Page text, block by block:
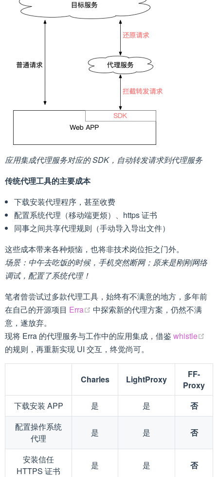
应用集成代理服务对应的 SDK，自动转发请求到代理服务
传统代理工具的主要成本
下载安装代理程序，甚至收费
配置系统代理（移动端更烦）、https 证书
同事之间共享代理规则（手动导入导出文件）
这些成本带来各种烦恼，也将非技术岗位拒之门外。
场景：中午去吃饭的时候，手机突然断网；原来是刚刚网络
调试，配置了系统代理！
笔者曾尝试过多款代理工具，始终有不满意的地方，多年前
在自己的开源项目 Erra (opens new window)
中探索新的代理方案，仍然不满
意，遂放弃。
现将 Erra 的代理服务与工作中的应用集成，借鉴whistle
的规则，再重新实现 UI 交互，终觉尚可。
Charles LightProxy
FF-
Proxy
下载安装 APP
是 是
否
配置操作系统
代理
是 是 否
安装信任
HTTPS 证书
是 是 否